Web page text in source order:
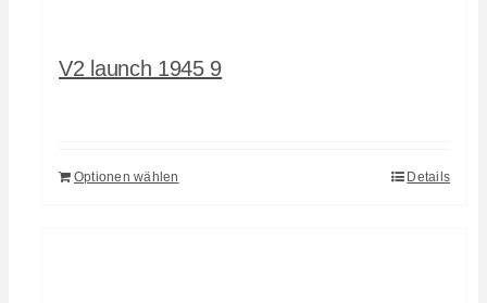
V2 launch 1945 9
Optionen wählen Details